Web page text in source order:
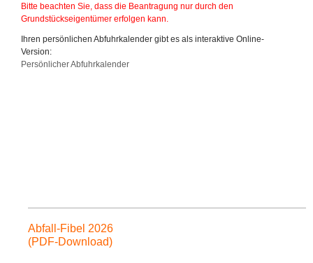
Bitte beachten Sie, dass die Beantragung nur durch den
Grundstückseigentümer erfolgen kann.
Ihren persönlichen Abfuhrkalender gibt es als interaktive Online-
Version:
Persönlicher Abfuhrkalender
Abfall-Fibel 2026
(PDF-Download)